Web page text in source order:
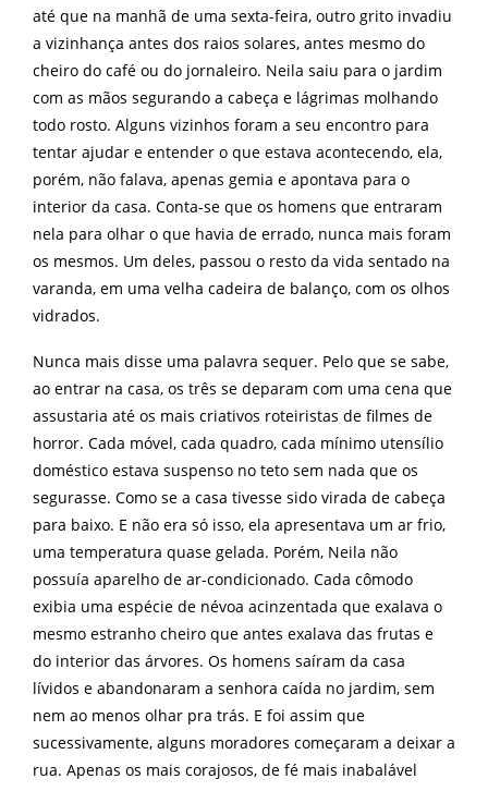
até que na manhã de uma sexta-feira, outro grito invadiu
a vizinhança antes dos raios solares, antes mesmo do
cheiro do café ou do jornaleiro. Neila saiu para o jardim
com as mãos segurando a cabeça e lágrimas molhando
todo rosto. Alguns vizinhos foram a seu encontro para
tentar ajudar e entender o que estava acontecendo, ela,
porém, não falava, apenas gemia e apontava para o
interior da casa. Conta-se que os homens que entraram
nela para olhar o que havia de errado, nunca mais foram
os mesmos. Um deles, passou o resto da vida sentado na
varanda, em uma velha cadeira de balanço, com os olhos
vidrados.
Nunca mais disse uma palavra sequer. Pelo que se sabe,
ao entrar na casa, os três se deparam com uma cena que
assustaria até os mais criativos roteiristas de filmes de
horror. Cada móvel, cada quadro, cada mínimo utensílio
doméstico estava suspenso no teto sem nada que os
segurasse. Como se a casa tivesse sido virada de cabeça
para baixo. E não era só isso, ela apresentava um ar frio,
uma temperatura quase gelada. Porém, Neila não
possuía aparelho de ar-condicionado. Cada cômodo
exibia uma espécie de névoa acinzentada que exalava o
mesmo estranho cheiro que antes exalava das frutas e
do interior das árvores. Os homens saíram da casa
lívidos e abandonaram a senhora caída no jardim, sem
nem ao menos olhar pra trás. E foi assim que
sucessivamente, alguns moradores começaram a deixar a
rua. Apenas os mais corajosos, de fé mais inabalável